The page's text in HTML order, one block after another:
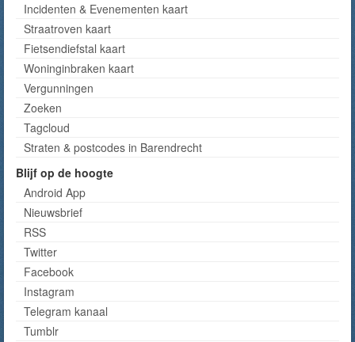
Incidenten & Evenementen kaart
Straatroven kaart
Fietsendiefstal kaart
Woninginbraken kaart
Vergunningen
Zoeken
Tagcloud
Straten & postcodes in Barendrecht
Blijf op de hoogte
Android App
Nieuwsbrief
RSS
Twitter
Facebook
Instagram
Telegram kanaal
Tumblr